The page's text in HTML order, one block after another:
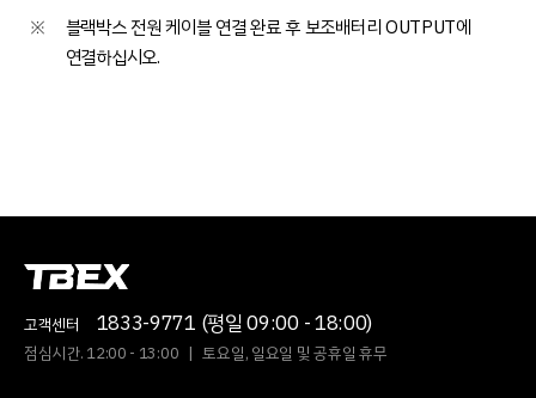
※
블랙박스 전원 케이블 연결 완료 후 보조배터리 OUTPUT에
연결하십시오.
고객센터 1833-9771 (평일 09:00 - 18:00)
점심시간. 12:00 - 13:00 | 토요일, 일요일 및 공휴일 휴무